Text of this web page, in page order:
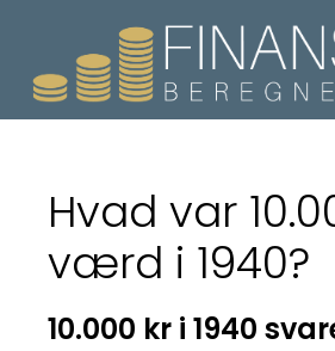
Hvad var
værd i 1940?
10.000 kr i 1940